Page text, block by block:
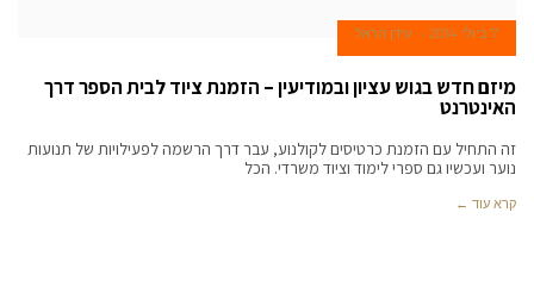
7 ביולי 2014 עידן הראל
מיזם חדש בגוש עציון ובמודיעין – הזמנת ציוד לבית הספר דרך
האינטרנט
זה התחיל עם הזמנת כרטיסים לקולנוע, עבר דרך הרשמה לפעילויות של תנועות
נוער ועכשיו גם ספרי לימוד וציוד משרדי. הכל
קרא עוד ←